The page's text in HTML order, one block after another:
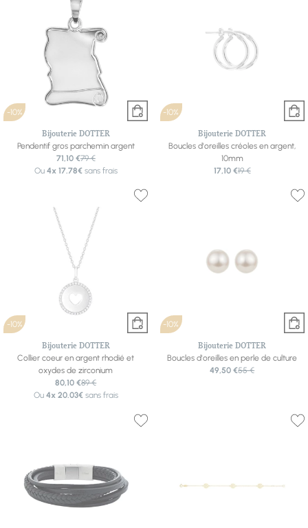
-10%
Bijouterie DOTTER
Pendentif gros parchemin argent
71,10 €79 €
Ou 4x 17.78€sans frais
-10%
Bijouterie DOTTER
Boucles d'oreilles créoles en argent,
10mm
17,10 €19 €
-10%
Bijouterie DOTTER
Collier coeur en argent rhodié et
oxydes de zirconium
80,10 €89 €
Ou 4x 20.03€sans frais
-10%
Bijouterie DOTTER
Boucles d'oreilles en perle de culture
49,50 €55 €